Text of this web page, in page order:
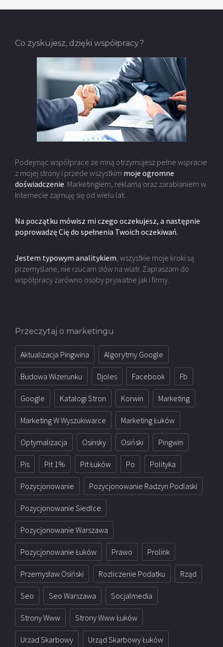
Co zyskujesz, dzięki współpracy?
Podejmąc współprace ze mną otrzymujesz pełne wspracie
z mojej strony i przede wszystkim moje ogromne
doświadczenie. Marketingiem, reklamą oraz zarabianiem w
Internecie zajmuję się od wielu lat.
Na początku mówisz mi czego oczekujesz, a następnie
poprowadzę Cię do spełnenia Twoich oczekiwań.
Jestem typowym analitykiem, wszystkie moje kroki są
przemyślane, nie rzucam słów na wiatr. Zapraszam do
współpracy zarówno osoby prywatne jak i firmy.
Przeczytaj o marketingu
Aktualizacja Pingwina Algorytmy Google
Budowa Wizerunku Djoles Facebook Fb
Google Katalogi Stron Korwin Marketing
Marketing W Wyszukiwarce Marketing Łuków
Optymalizacja Osinsky Osiński Pingwin
Pis Pit 1% Pit Łuków Po Polityka
Pozycjonowanie Pozycjonowanie Radzyn Podlaski
Pozycjonowanie Siedlce
Pozycjonowanie Warszawa
Pozycjonowanie Łuków Prawo Prolink
Przemysław Osiński Rozliczenie Podatku Rząd
Seo Seo Warszawa Socjalmedia
Strony Www Strony Www Łuków
Urzad Skarbowy Urząd Skarbowy Łuków